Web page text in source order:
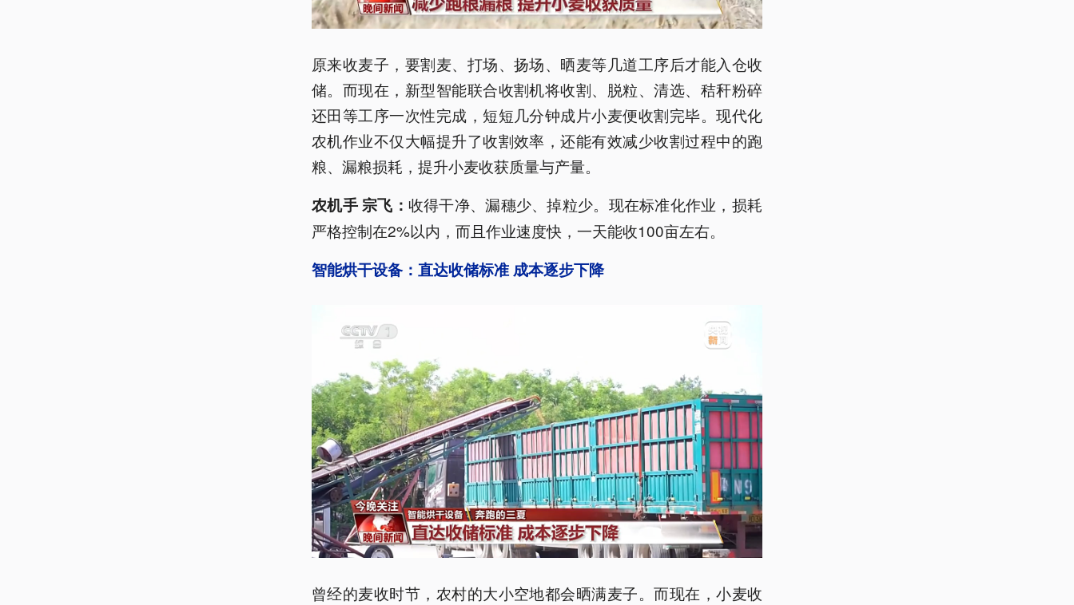
原来收麦子，要割麦、打场、扬场、晒麦等几道工序后才能入仓收
储。而现在，新型智能联合收割机将收割、脱粒、清选、秸秆粉碎
还田等工序一次性完成，短短几分钟成片小麦便收割完毕。现代化
农机作业不仅大幅提升了收割效率，还能有效减少收割过程中的跑
粮、漏粮损耗，提升小麦收获质量与产量。
农机手 宗飞： 收得干净、漏穗少、掉粒少。现在标准化作业，损耗
严格控制在2%以内，而且作业速度快，一天能收100亩左右。
智能烘干设备：直达收储标准 成本逐步下降
曾经的麦收时节，农村的大小空地都会晒满麦子。而现在，小麦收